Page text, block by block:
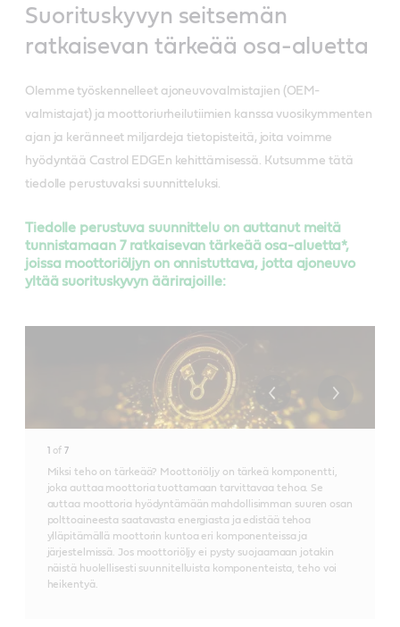
Suorituskyvyn seitsemän
ratkaisevan tärkeää osa-aluetta
Olemme työskennelleet ajoneuvovalmistajien (OEM-
valmistajat) ja moottoriurheilutiimien kanssa vuosikymmenten
ajan ja keränneet miljardeja tietopisteitä, joita voimme
hyödyntää Castrol EDGEn kehittämisessä. Kutsumme tätä
tiedolle perustuvaksi suunnitteluksi.
Tiedolle perustuva suunnittelu on auttanut meitä
tunnistamaan 7 ratkaisevan tärkeää osa-aluetta*,
joissa moottoriöljyn on onnistuttava, jotta ajoneuvo
yltää suorituskyvyn äärirajoille:
1 of 7
Miksi teho on tärkeää? Moottoriöljy on tärkeä komponentti,
joka auttaa moottoria tuottamaan tarvittavaa tehoa. Se
auttaa moottoria hyödyntämään mahdollisimman suuren osan
polttoaineesta saatavasta energiasta ja edistää tehoa
ylläpitämällä moottorin kuntoa eri komponenteissa ja
järjestelmissä. Jos moottoriöljy ei pysty suojaamaan jotakin
näistä huolellisesti suunnitelluista komponenteista, teho voi
heikentyä.